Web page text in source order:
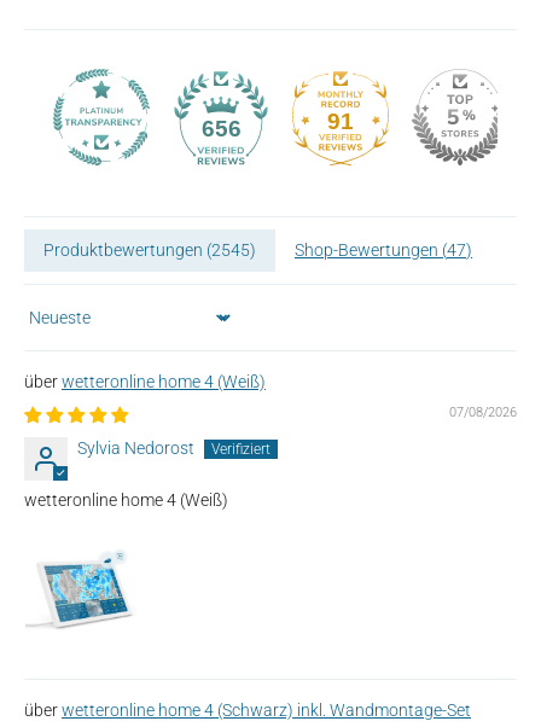
656 91
Produktbewertungen (2545) Shop-Bewertungen (47)
Sort by
wetteronline home 4 (Weiß)
07/08/2026
Sylvia Nedorost
wetteronline home 4 (Weiß)
wetteronline home 4 (Schwarz) inkl. Wandmontage-Set